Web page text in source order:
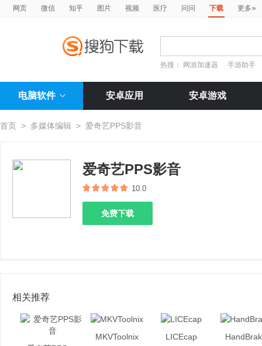
网页 微信 知乎 图片 视频 医疗 问问 下载 更多»
热搜： 网游加速器 手游助手
电脑软件 安卓应用 安卓游戏
首页 > 多媒体编辑 > 爱奇艺PPS影音
爱奇艺PPS影音
10.0
免费下载
相关推荐
MKVToolnix LICEcap